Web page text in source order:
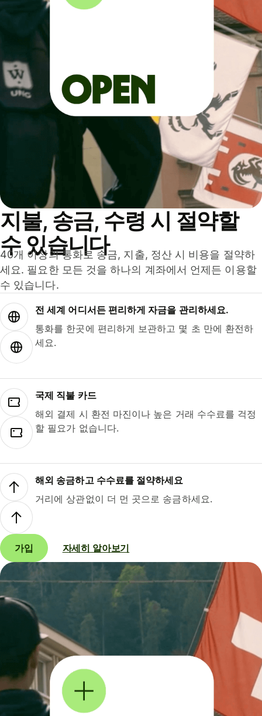
지불, 송금, 수령 시 절약할
수 있습니다
40개 이상의 통화로 송금, 지출, 정산 시 비용을 절약하
세요. 필요한 모든 것을 하나의 계좌에서 언제든 이용할
수 있습니다.
전 세계 어디서든 편리하게 자금을 관리하세요.
통화를 한곳에 편리하게 보관하고 몇 초 만에 환전하
세요.
국제 직불 카드
해외 결제 시 환전 마진이나 높은 거래 수수료를 걱정
할 필요가 없습니다.
해외 송금하고 수수료를 절약하세요
거리에 상관없이 더 먼 곳으로 송금하세요.
가입 자세히 알아보기